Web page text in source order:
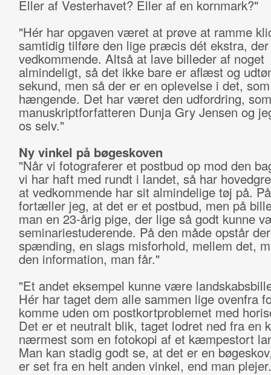
Eller af Vesterhavet? Eller af en kornmark?"
"Hér har opgaven været at prøve at ramme
samtidig tilføre den lige præcis dét ekstra,
vedkommende. Altså at lave billeder af noget
almindeligt, så det ikke bare er aflæst og
sekund, men så der er en oplevelse i det,
hængende. Det har været den udfordring, som
manuskriptforfatteren Dunja Gry Jensen og
os selv."
Ny vinkel på bøgeskoven
"Når vi fotograferer et postbud op mod den
vi har haft med rundt i landet, så har
at vedkommende har sit almindelige tøj på.
fortæller jeg, at det er et postbud, men på
man en 23-årig pige, der lige så godt kunne
seminariestuderende. På den måde opstår
spænding, en slags misforhold, mellem det,
den information, man får."
"Et andet eksempel kunne være
Hér har taget dem alle sammen lige ovenfra
komme uden om postkortproblemet med
Det er et neutralt blik, taget lodret ned fra en
nærmest som en fotokopi af et kæmpestort
Man kan stadig godt se, at det er en
er set fra en helt anden vinkel, end man